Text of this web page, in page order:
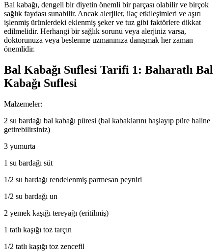
Bal kabağı, dengeli bir diyetin önemli bir parçası olabilir ve birçok
sağlık faydası sunabilir. Ancak alerjiler, ilaç etkileşimleri ve aşırı
işlenmiş ürünlerdeki eklenmiş şeker ve tuz gibi faktörlere dikkat
edilmelidir. Herhangi bir sağlık sorunu veya alerjiniz varsa,
doktorunuza veya beslenme uzmanınıza danışmak her zaman
önemlidir.
Bal Kabağı Suflesi Tarifi 1: Baharatlı Bal
Kabağı Suflesi
Malzemeler:
2 su bardağı bal kabağı püresi (bal kabaklarını haşlayıp püre haline
getirebilirsiniz)
3 yumurta
1 su bardağı süt
1/2 su bardağı rendelenmiş parmesan peyniri
1/2 su bardağı un
2 yemek kaşığı tereyağı (eritilmiş)
1 tatlı kaşığı toz tarçın
1/2 tatlı kaşığı toz zencefil